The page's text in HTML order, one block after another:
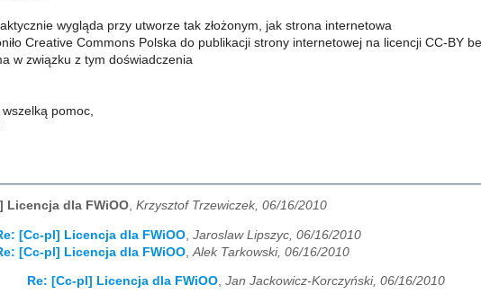
wygląda przy utworze tak złożonym, jak strona internetowa
Creative Commons Polska do publikacji strony internetowej na licencji CC-BY
w związku z tym doświadczenia
wszelką pomoc,
Licencja dla FWiOO, Krzysztof Trzewiczek, 06/16/2010
[Cc-pl] Licencja dla FWiOO Jaroslaw Lipszyc, 06/16/2010
[Cc-pl] Licencja dla FWiOO Alek Tarkowski, 06/16/2010
Re: [Cc-pl] Licencja dla FWiOO, Jan Jackowicz-Korczyński, 06/16/2010